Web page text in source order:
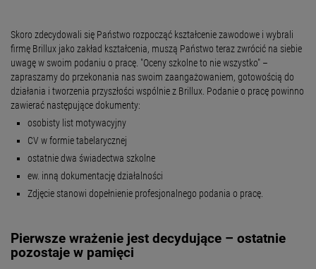
Skoro zdecydowali się Państwo rozpocząć kształcenie zawodowe i wybrali
firmę Brillux jako zakład kształcenia, muszą Państwo teraz zwrócić na siebie
uwagę w swoim podaniu o pracę. "Oceny szkolne to nie wszystko" –
zapraszamy do przekonania nas swoim zaangażowaniem, gotowością do
działania i tworzenia przyszłości wspólnie z Brillux. Podanie o pracę powinno
zawierać następujące dokumenty:
osobisty list motywacyjny
CV w formie tabelarycznej
ostatnie dwa świadectwa szkolne
ew. inną dokumentację działalności
Zdjęcie stanowi dopełnienie profesjonalnego podania o pracę.
Pierwsze wrażenie jest decydujące – ostatnie
pozostaje w pamięci